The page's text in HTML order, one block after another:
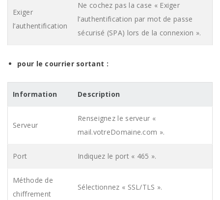
Exiger
l’authentification
Ne cochez pas la case « Exiger
l’authentification par mot de passe
sécurisé (SPA) lors de la connexion ».
pour le courrier sortant :
Information Description
Serveur
Renseignez le serveur «
mail.votreDomaine.com ».
Port Indiquez le port « 465 ».
Méthode de
chiffrement
Sélectionnez « SSL/TLS ».